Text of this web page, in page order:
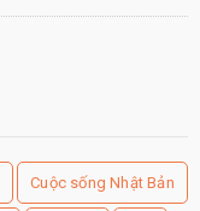
Cuộc sống Nhật Bản